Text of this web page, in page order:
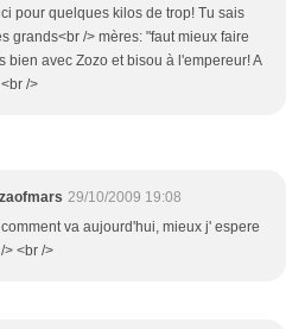
pour quelques kilos de trop! Tu sais
grands<br /> mères: "faut mieux faire
bien avec Zozo et bisou à l'empereur! A
/>
29/10/2009 19:08
va aujourd'hui, mieux j' espere
> <br />